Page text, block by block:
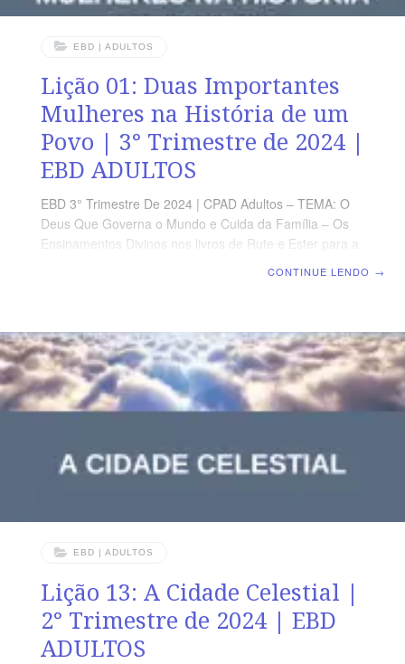
EBD | ADULTOS
Lição 01: Duas Importantes
Mulheres na História de um
Povo | 3° Trimestre de 2024 |
EBD ADULTOS
EBD 3° Trimestre De 2024 | CPAD Adultos – TEMA: O
Deus Que Governa o Mundo e Cuida da Família – Os
Ensinamentos Divinos nos livros de Rute e Ester para a
remidor, e seja o seu nome afamado em Israel.” (Rt
4.14) VERDADE PRÁTICA Conhecidas ou anônimas,
muitas mulheres foram fundamentais no plano divino de
redenção da humanidade.
CONTINUE LENDO →
EBD | ADULTOS
Lição 13: A Cidade Celestial |
2° Trimestre de 2024 | EBD
ADULTOS